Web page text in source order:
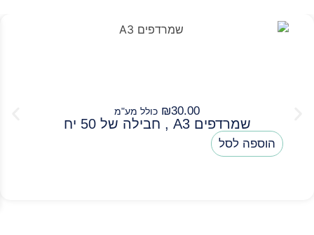
₪30.00 כולל מע"מ
שמרדפים A3 , חבילה של 50 יח
הוספה לסל